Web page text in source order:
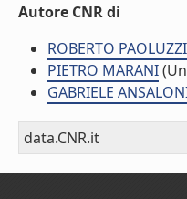
Autore CNR di
ROBERTO PAOLUZZI
PIETRO MARANI
GABRIELE
data.CNR.it